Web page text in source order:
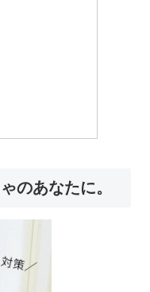
のあなたに。